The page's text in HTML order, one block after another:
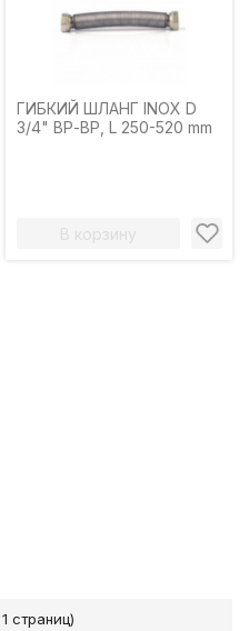
ГИБКИЙ ШЛАНГ INOX D
3/4" ВР-ВР, L 250-520 mm
В корзину
страниц)